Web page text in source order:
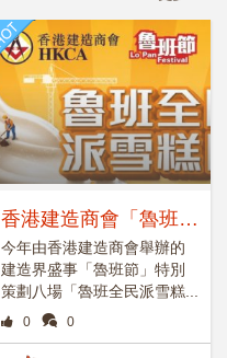
香港建造商會「魯班全
民派雪糕日」
今年由香港建造商會舉辦的
建造界盛事「魯班節」特別
策劃八場「魯班全民派雪糕...
0 0